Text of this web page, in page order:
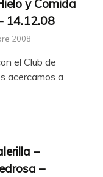
y Comida
14.12.08
2008
el Club de
acercamos a
–
–